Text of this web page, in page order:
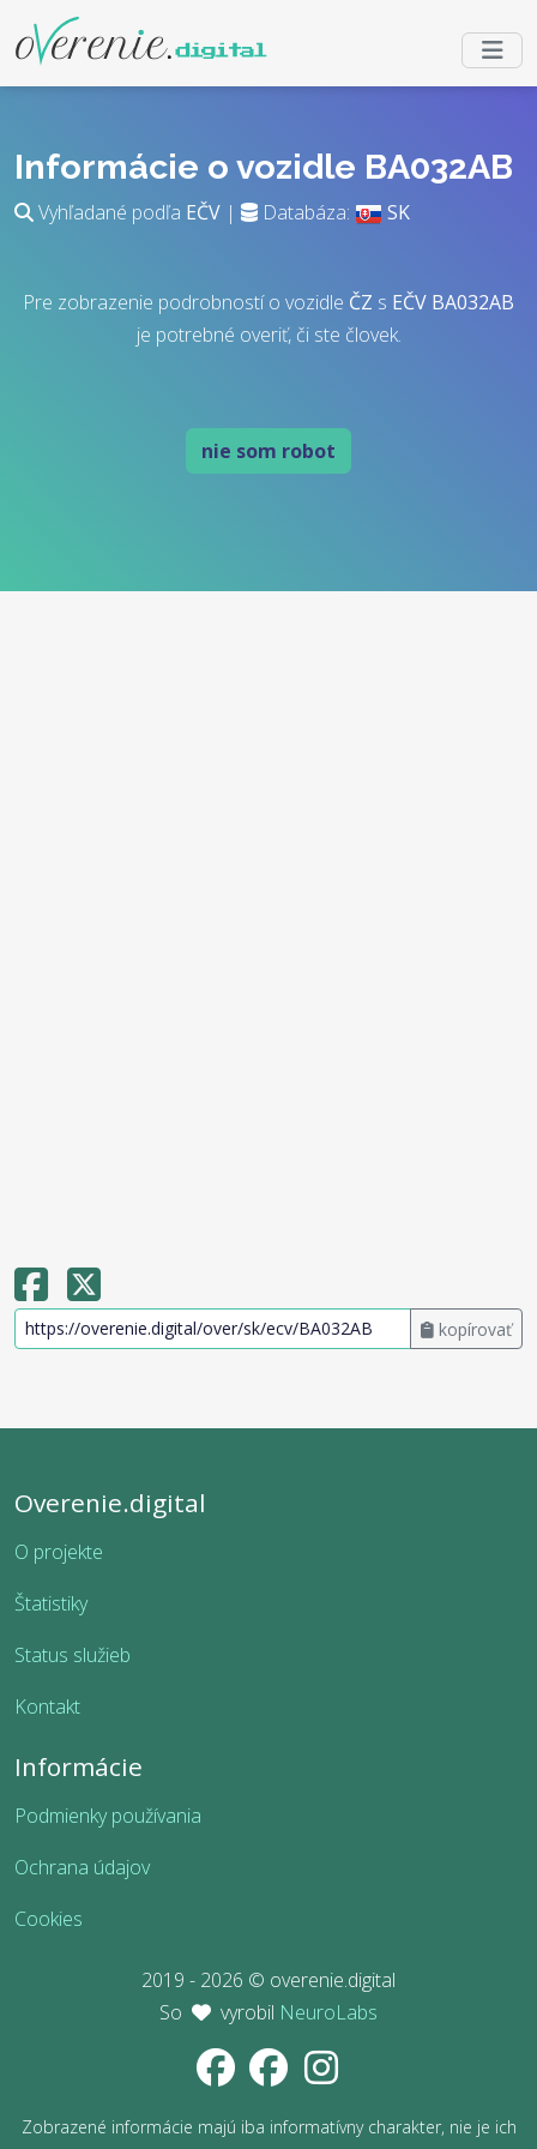
Informácie o vozidle BA032AB
Vyhľadané podľa EČV | Databáza: SK
Pre zobrazenie podrobností o vozidle ČZ s EČV BA032AB
je potrebné overiť, či ste človek.
nie som robot
kopírovať
Overenie.digital
O projekte
Štatistiky
Status služieb
Kontakt
Informácie
Podmienky používania
Ochrana údajov
Cookies
2019 - 2026 © overenie.digital
So
vyrobil NeuroLabs
Zobrazené informácie majú iba informatívny charakter, nie je ich